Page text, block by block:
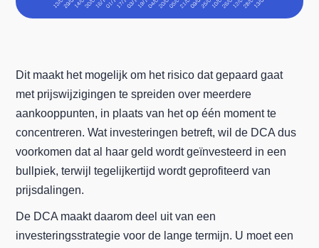
Dit maakt het mogelijk om het risico dat gepaard gaat
met prijswijzigingen te spreiden over meerdere
aankooppunten, in plaats van het op één moment te
concentreren. Wat investeringen betreft, wil de DCA dus
voorkomen dat al haar geld wordt geïnvesteerd in een
bullpiek, terwijl tegelijkertijd wordt geprofiteerd van
prijsdalingen.
De DCA maakt daarom deel uit van een
investeringsstrategie voor de lange termijn. U moet een